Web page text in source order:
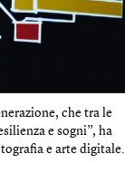
che tra le
e sogni”, ha
e arte digitale.